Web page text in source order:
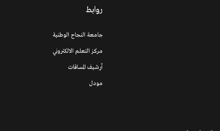
روابط
جامعة النجاح الوطنية
مركز التعلم الالكتروني
أرشيف المساقات
مودل